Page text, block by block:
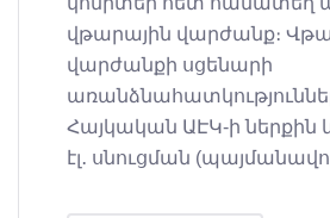
վթարային վարժանք։
վարժանքի սցենարի
Հայկական ԱԷԿ-ի
էլ․ սնուցման